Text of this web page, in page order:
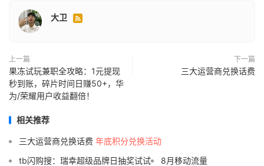
大卫 
上一篇
果冻试玩兼职全攻略：1元提现
秒到账，碎片时间日赚50+，华
为/荣耀用户收益翻倍！
下一篇
三大运营商兑换话费
相关推荐
三大运营商兑换话费 年底积分兑换活动
tb闪购搜：瑞幸超级品牌日抽奖试试
8月移动流量